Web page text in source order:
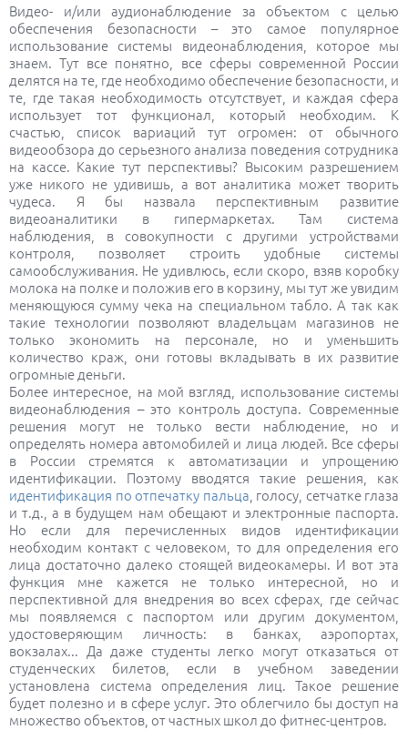
Видео- и/или аудионаблюдение за объектом с целью
обеспечения безопасности – это самое популярное
использование системы видеонаблюдения, которое мы
знаем. Тут все понятно, все сферы современной России
делятся на те, где необходимо обеспечение безопасности, и
те, где такая необходимость отсутствует, и каждая сфера
использует тот функционал, который необходим. К
счастью, список вариаций тут огромен: от обычного
видеообзора до серьезного анализа поведения сотрудника
на кассе. Какие тут перспективы? Высоким разрешением
уже никого не удивишь, а вот аналитика может творить
чудеса. Я бы назвала перспективным развитие
видеоаналитики в гипермаркетах. Там система
наблюдения, в совокупности с другими устройствами
контроля, позволяет строить удобные системы
самообслуживания. Не удивлюсь, если скоро, взяв коробку
молока на полке и положив его в корзину, мы тут же увидим
меняющуюся сумму чека на специальном табло. А так как
такие технологии позволяют владельцам магазинов не
только экономить на персонале, но и уменьшить
количество краж, они готовы вкладывать в их развитие
огромные деньги.
Более интересное, на мой взгляд, использование системы
видеонаблюдения – это контроль доступа. Современные
решения могут не только вести наблюдение, но и
определять номера автомобилей и лица людей. Все сферы
в России стремятся к автоматизации и упрощению
идентификации. Поэтому вводятся такие решения, как
идентификация по отпечатку пальца , голосу, сетчатке глаза
и т.д., а в будущем нам обещают и электронные паспорта.
Но если для перечисленных видов идентификации
необходим контакт с человеком, то для определения его
лица достаточно далеко стоящей видеокамеры. И вот эта
функция мне кажется не только интересной, но и
перспективной для внедрения во всех сферах, где сейчас
мы появляемся с паспортом или другим документом,
удостоверяющим личность: в банках, аэропортах,
вокзалах... Да даже студенты легко могут отказаться от
студенческих билетов, если в учебном заведении
установлена система определения лиц. Такое решение
будет полезно и в сфере услуг. Это облегчило бы доступ на
множество объектов, от частных школ до фитнес-центров.